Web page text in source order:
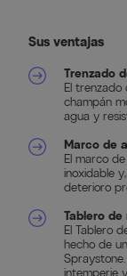
Sus ventajas
Trenzado
El
champán
agua y
Marco de
El marco
inoxidable
deterioro
Tablero
El Tablero
hecho de
intemperie